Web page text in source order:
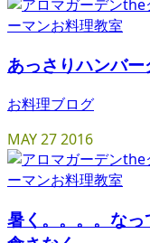
あっさりハンバ
お料理ブログ
MAY272016
暑く。。。。な